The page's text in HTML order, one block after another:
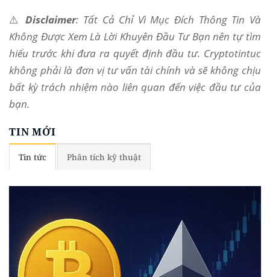
⚠️Disclaimer: Tất Cả Chỉ Vì Mục Đích Thông Tin Và
Không Được Xem Là Lời Khuyên Đầu Tư Bạn nên tự tìm
hiểu trước khi đưa ra quyết định đầu tư. Cryptotintuc
không phải là đơn vị tư vấn tài chính và sẽ không chịu
bất kỳ trách nhiệm nào liên quan đến việc đầu tư của
bạn.
TIN MỚI
Tin tức Phân tích kỹ thuật